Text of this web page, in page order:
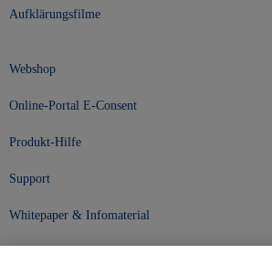
Aufklärungsfilme
Webshop
Online-Portal E-Consent
Produkt-Hilfe
Support
Whitepaper & Infomaterial